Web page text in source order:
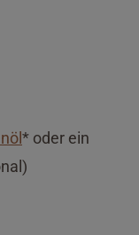
* oder ein